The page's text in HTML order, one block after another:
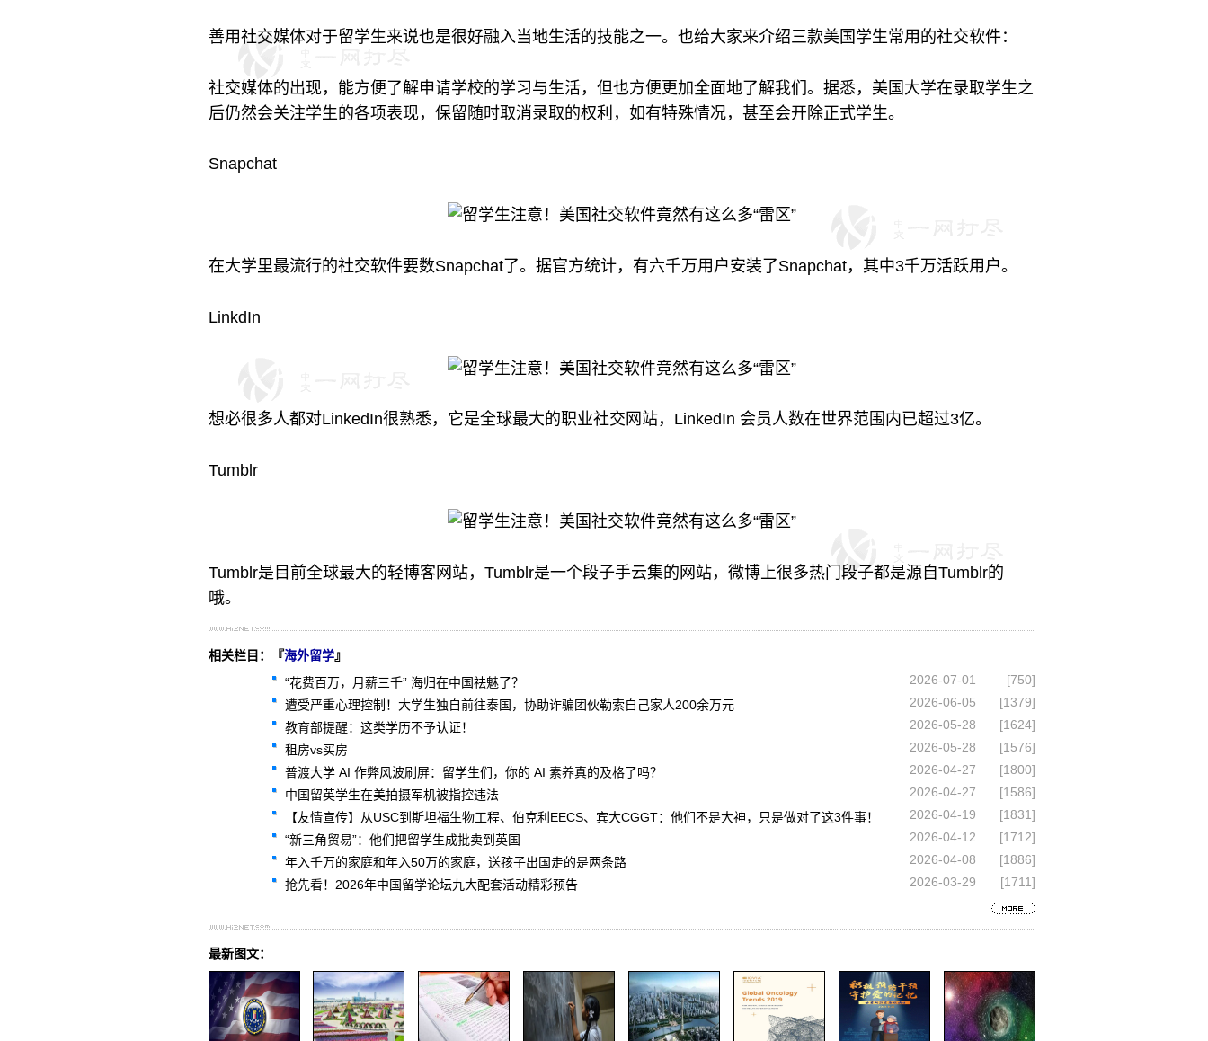
善用社交媒体对于留学生来说也是很好融入当地生活的技能之一。也给大家来介绍三款美国学生常用的社交软件：
社交媒体的出现，能方便了解申请学校的学习与生活，但也方便更加全面地了解我们。据悉，美国大学在录取学生之
后仍然会关注学生的各项表现，保留随时取消录取的权利，如有特殊情况，甚至会开除正式学生。
Snapchat
在大学里最流行的社交软件要数Snapchat了。据官方统计，有六千万用户安装了Snapchat，其中3千万活跃用户。
LinkdIn
想必很多人都对LinkedIn很熟悉，它是全球最大的职业社交网站，LinkedIn 会员人数在世界范围内已超过3亿。
Tumblr
Tumblr是目前全球最大的轻博客网站，Tumblr是一个段子手云集的网站，微博上很多热门段子都是源自Tumblr的
哦。
相关栏目：『海外留学』
“花费百万，月薪三千” 海归在中国祛魅了？
2026-07-01
[750]
遭受严重心理控制！大学生独自前往泰国，协助诈骗团伙勒索自己家人200余万元
2026-06-05
[1379]
教育部提醒：这类学历不予认证！
2026-05-28
[1624]
租房vs买房
2026-05-28
[1576]
普渡大学 AI 作弊风波刷屏：留学生们，你的 AI 素养真的及格了吗？
2026-04-27
[1800]
中国留英学生在美拍摄军机被指控违法
2026-04-27
[1586]
【友情宣传】从USC到斯坦福生物工程、伯克利EECS、宾大CGGT：他们不是大神，只是做对了这3件事！
2026-04-19
[1831]
“新三角贸易”：他们把留学生成批卖到英国
2026-04-12
[1712]
年入千万的家庭和年入50万的家庭，送孩子出国走的是两条路
2026-04-08
[1886]
抢先看！2026年中国留学论坛九大配套活动精彩预告
2026-03-29 [1711]
最新图文：